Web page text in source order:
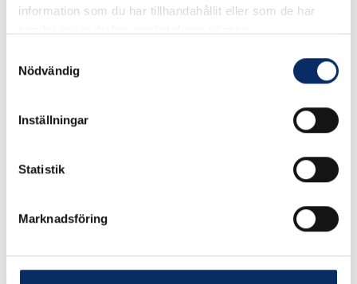
information som du har tillhandahållit eller som de har
Nödvändig
Inställningar
Statistik
Marknadsföring
248kr
SKJUTREGEL 770
exkl. moms: 312kr